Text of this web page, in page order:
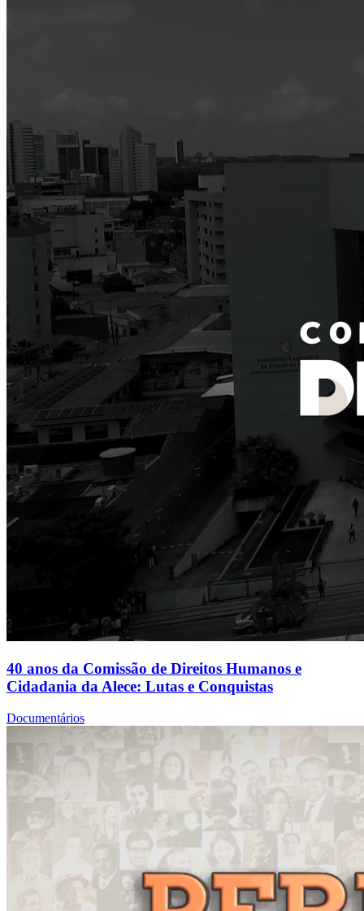
40 anos da Comissão de Direitos Humanos e
Cidadania da Alece: Lutas e Conquistas
Documentários